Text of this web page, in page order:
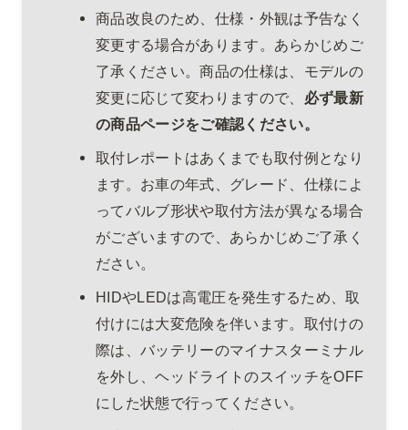
商品改良のため、仕様・外観は予告なく
変更する場合があります。あらかじめご
了承ください。商品の仕様は、モデルの
変更に応じて変わりますので、 必ず最新
の商品ページをご確認ください。
取付レポートはあくまでも取付例となり
ます。お車の年式、グレード、仕様によ
ってバルブ形状や取付方法が異なる場合
がございますので、あらかじめご了承く
ださい。
HIDやLEDは高電圧を発生するため、取
付けには大変危険を伴います。取付けの
際は、バッテリーのマイナスターミナル
を外し、ヘッドライトのスイッチをOFF
にした状態で行ってください。